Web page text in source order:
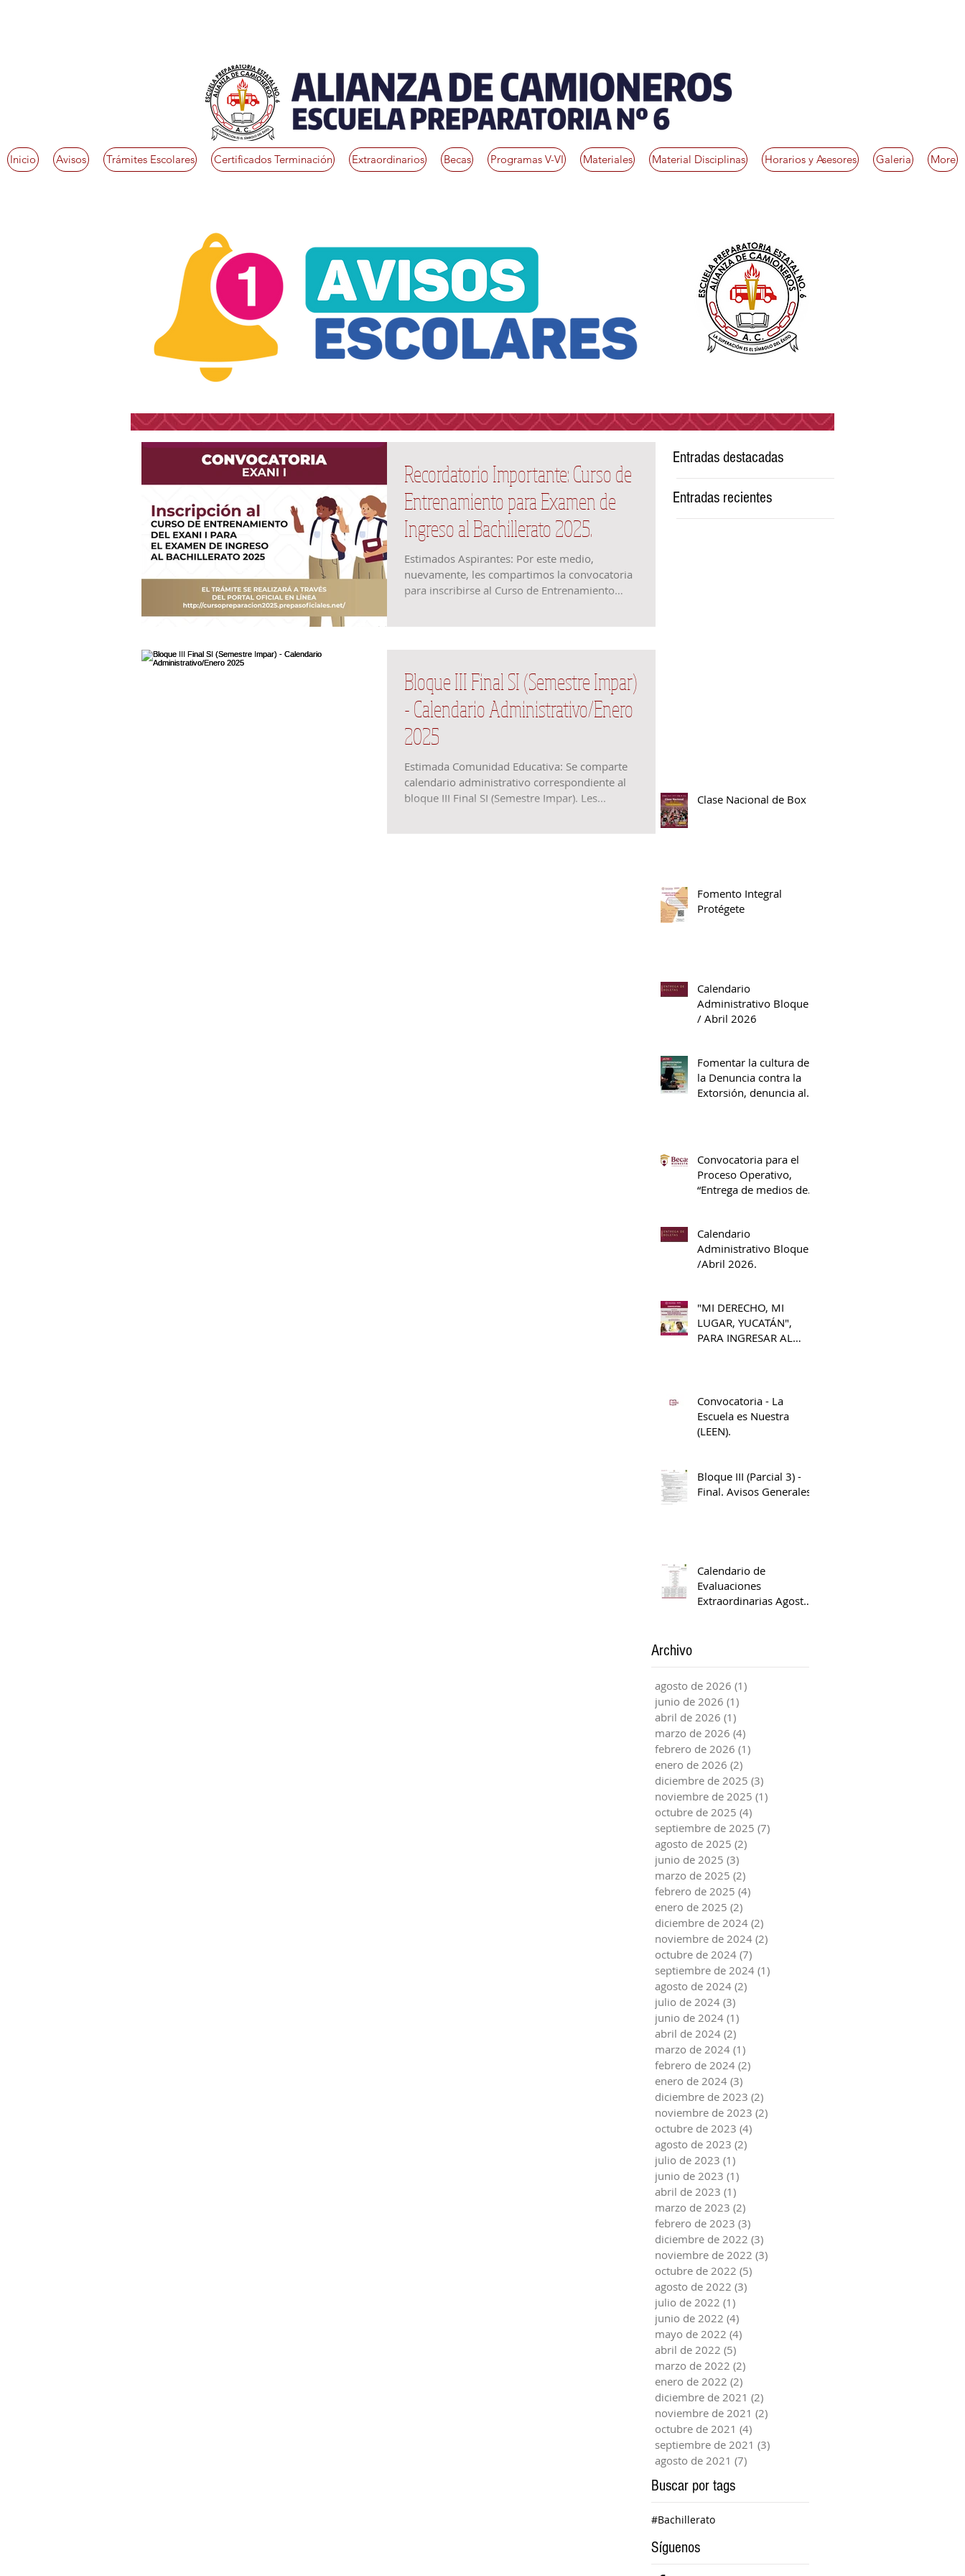
Inicio Avisos Trámites Escolares Certificados Terminación Extraordinarios Becas Programas V-VI Materiales Material Disciplinas Horarios y Asesores Galeria More
Recordatorio Importante: Curso de
Entrenamiento para Examen de
Ingreso al Bachillerato 2025.
Estimados Aspirantes: Por este medio,
nuevamente, les compartimos la convocatoria
para inscribirse al Curso de Entrenamiento
Bloque III Final SI (Semestre Impar)
- Calendario Administrativo/Enero
2025
Estimada Comunidad Educativa: Se comparte
calendario administrativo correspondiente al
bloque III Final SI (Semestre Impar). Les...
Entradas destacadas
Entradas recientes
Clase Nacional de Box
Fomento Integral
Protégete
Calendario
Administrativo Bloque II
/ Abril 2026
Fomentar la cultura de
la Denuncia contra la
Extorsión, denuncia al
Convocatoria para el
Proceso Operativo,
“Entrega de medios de
Media Superior Benito
Juárez.
Calendario
Administrativo Bloque II
/Abril 2026.
"MI DERECHO, MI
LUGAR, YUCATÁN",
PARA INGRESAR AL
Convocatoria - La
Escuela es Nuestra
(LEEN).
Bloque III (Parcial 3) -
Final. Avisos Generales
Calendario de
Evaluaciones
Extraordinarias Agosto
Archivo
agosto de 2026 (1)
junio de 2026 (1)
abril de 2026 (1)
marzo de 2026 (4)
febrero de 2026 (1)
enero de 2026 (2)
diciembre de 2025 (3)
noviembre de 2025 (1)
octubre de 2025 (4)
septiembre de 2025 (7)
agosto de 2025 (2)
junio de 2025 (3)
marzo de 2025 (2)
febrero de 2025 (4)
enero de 2025 (2)
diciembre de 2024 (2)
noviembre de 2024 (2)
octubre de 2024 (7)
septiembre de 2024 (1)
agosto de 2024 (2)
julio de 2024 (3)
junio de 2024 (1)
abril de 2024 (2)
marzo de 2024 (1)
febrero de 2024 (2)
enero de 2024 (3)
diciembre de 2023 (2)
noviembre de 2023 (2)
octubre de 2023 (4)
agosto de 2023 (2)
julio de 2023 (1)
junio de 2023 (1)
abril de 2023 (1)
marzo de 2023 (2)
febrero de 2023 (3)
diciembre de 2022 (3)
noviembre de 2022 (3)
octubre de 2022 (5)
agosto de 2022 (3)
julio de 2022 (1)
junio de 2022 (4)
mayo de 2022 (4)
abril de 2022 (5)
marzo de 2022 (2)
enero de 2022 (2)
diciembre de 2021 (2)
noviembre de 2021 (2)
octubre de 2021 (4)
septiembre de 2021 (3)
agosto de 2021 (7)
Buscar por tags
#Bachillerato
Síguenos